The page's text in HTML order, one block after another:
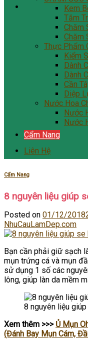
Kem
Tắm
Chăm
Chăm
Thực Phẩm
Kiểm
Dành
Dành
Cần
Diệp
Nước Hoa
Nước
Nước
Cẩm Nang
Liên Hệ
Cẩm Nang
8 nguyên liệu giúp
Posted on 01/12/2018
NhuCauLamDep.com
Bạn cần phải giữ sạch
mụn trứng cá và mụn
sử dụng 1 số các
lông, giúp làn da mềm
8 nguyên liệu
Xem thêm >>> Ủ Mụn
(Đánh Bay Mụn Cám,